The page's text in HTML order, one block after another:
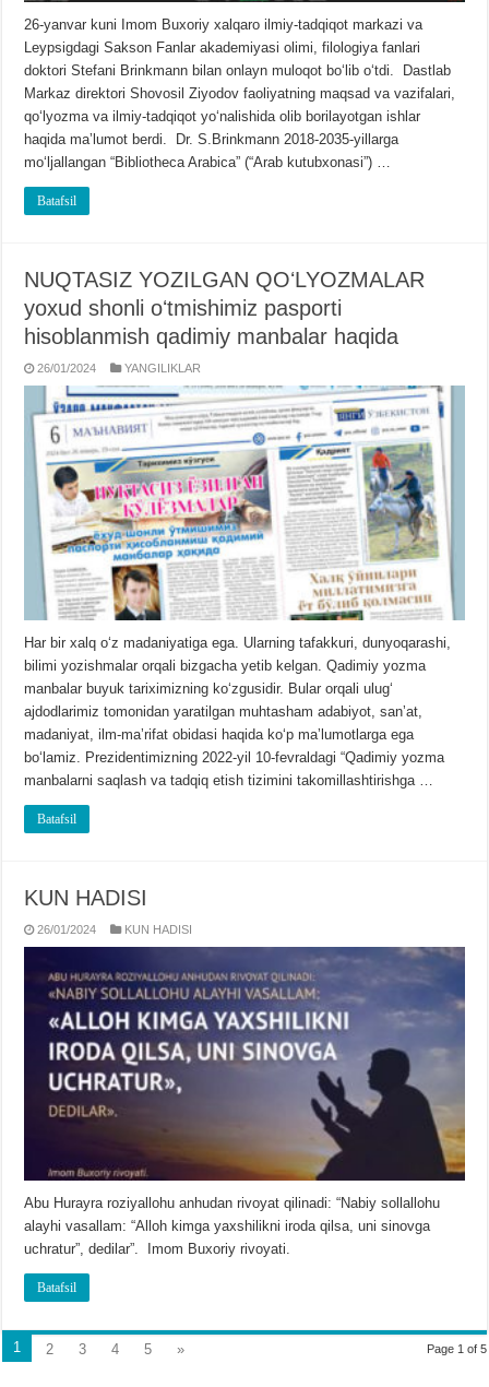
26-yanvar kuni Imom Buxoriy xalqaro ilmiy-tadqiqot markazi va
Leypsigdagi Sakson Fanlar akademiyasi olimi, filologiya fanlari
doktori Stefani Brinkmann bilan onlayn muloqot boʻlib oʻtdi. Dastlab
Markaz direktori Shovosil Ziyodov faoliyatning maqsad va vazifalari,
qoʻlyozma va ilmiy-tadqiqot yoʻnalishida olib borilayotgan ishlar
haqida maʼlumot berdi. Dr. S.Brinkmann 2018-2035-yillarga
moʻljallangan “Bibliotheca Arabica” (“Arab kutubxonasi”) …
Batafsil
NUQTASIZ YOZILGAN QOʻLYOZMALAR
yoxud shonli oʻtmishimiz pasporti
hisoblanmish qadimiy manbalar haqida
26/01/2024 YANGILIKLAR
Har bir xalq oʻz madaniyatiga ega. Ularning tafakkuri, dunyoqarashi,
bilimi yozishmalar orqali bizgacha yetib kelgan. Qadimiy yozma
manbalar buyuk tariximizning koʻzgusidir. Bular orqali ulugʻ
ajdodlarimiz tomonidan yaratilgan muhtasham adabiyot, sanʼat,
madaniyat, ilm-maʼrifat obidasi haqida koʻp maʼlumotlarga ega
boʻlamiz. Prezidentimizning 2022-yil 10-fevraldagi “Qadimiy yozma
manbalarni saqlash va tadqiq etish tizimini takomillashtirishga …
Batafsil
KUN HADISI
26/01/2024 KUN HADISI
Abu Hurayra roziyallohu anhudan rivoyat qilinadi: “Nabiy sollallohu
alayhi vasallam: “Alloh kimga yaxshilikni iroda qilsa, uni sinovga
uchratur”, dedilar”. Imom Buxoriy rivoyati.
Batafsil
Page 1 of 5
1 2 3 4 5 »